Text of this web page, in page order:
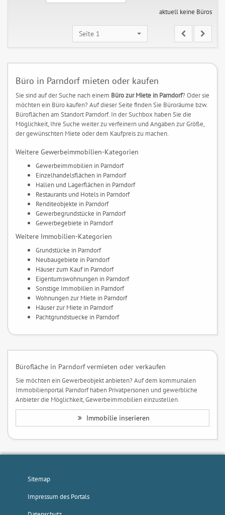
aktuell keine Büros
Seite 1
Büro in Parndorf mieten oder kaufen
Sie sind auf der Suche nach einem Büro zur Miete in Parndorf? Oder sie
möchten ein Büro kaufen? Auf dieser Seite finden Sie Büroräume bzw.
Büroflächen am Standort Parndorf. In der Suchbox haben Sie die
Möglichkeit, Ihre Suche weiter zu verfeinern und Angaben zur Größe,
der gewünschten Miete oder dem Kaufpreis zu machen.
Weitere Gewerbeimmobilien-Kategorien
Gewerbeimmobilien in Parndorf
Einzelhandelsflächen in Parndorf
Hallen und Lagerflächen in Parndorf
Restaurants und Hotels in Parndorf
Renditeobjekte in Parndorf
Gewerbegrundstücke in Parndorf
Gewerbegebiete in Parndorf
Weitere Immobilien-Kategorien
Grundstücke in Parndorf
Neubaugebiete in Parndorf
Häuser zum Kauf in Parndorf
Eigentumswohnungen in Parndorf
Sonstige Immobilien in Parndorf
Wohnungen zur Miete in Parndorf
Häuser zur Miete in Parndorf
Pachtgrundstuecke in Parndorf
Bürofläche in Parndorf vermieten oder verkaufen
Sie möchten ein Gewerbeobjekt anbieten? Auf dem kommunalen
Immobilienportal Parndorf haben Privatpersonen und gewerbliche
Anbieter die Möglichkeit, Gewerbeimmobilien einzustellen.
Immobilie inserieren
Sitemap
Impressum des Portals